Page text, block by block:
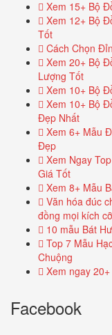
Xem 15+ Bộ
Xem 12+ Bộ
Tốt
Cách Chọn
Xem 20+ Bộ
Lượng Tốt
Xem 10+ Bộ
Xem 10+ Bộ
Đẹp Nhất
Xem 6+ Mẫu
Đẹp
Xem Ngay
Giá Tốt
Xem 8+ Mẫu
Văn hóa đúc
đồng mọi kích
10 mẫu Bát
Top 7 Mẫu
Chuộng
Xem ngay
Facebook